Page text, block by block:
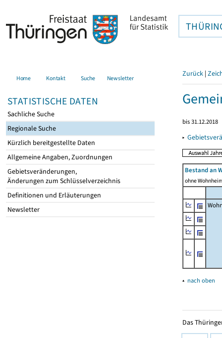
Home Kontakt Suche Newsletter
STATISTISCHE DATEN
Sachliche Suche
Regionale Suche
Kürzlich bereitgestellte Daten
Allgemeine Angaben, Zuordnungen
Gebietsveränderungen,
Änderungen zum Schlüsselverzeichnis
Definitionen und Erläuterungen
Newsletter
Zurück |
bis 31.12.2018
▸
Bestand an
ohne
▴ nach oben
Das